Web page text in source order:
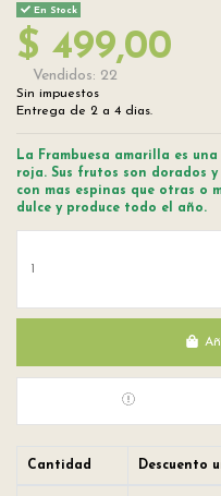
En Stock
$ 499,00
Vendidos: 22
Sin impuestos
Entrega de 2 a 4 dias.
La Frambuesa amarilla es
roja. Sus frutos son dorados
con mas espinas que otras o
dulce y produce todo el año.
Cantidad Descuento